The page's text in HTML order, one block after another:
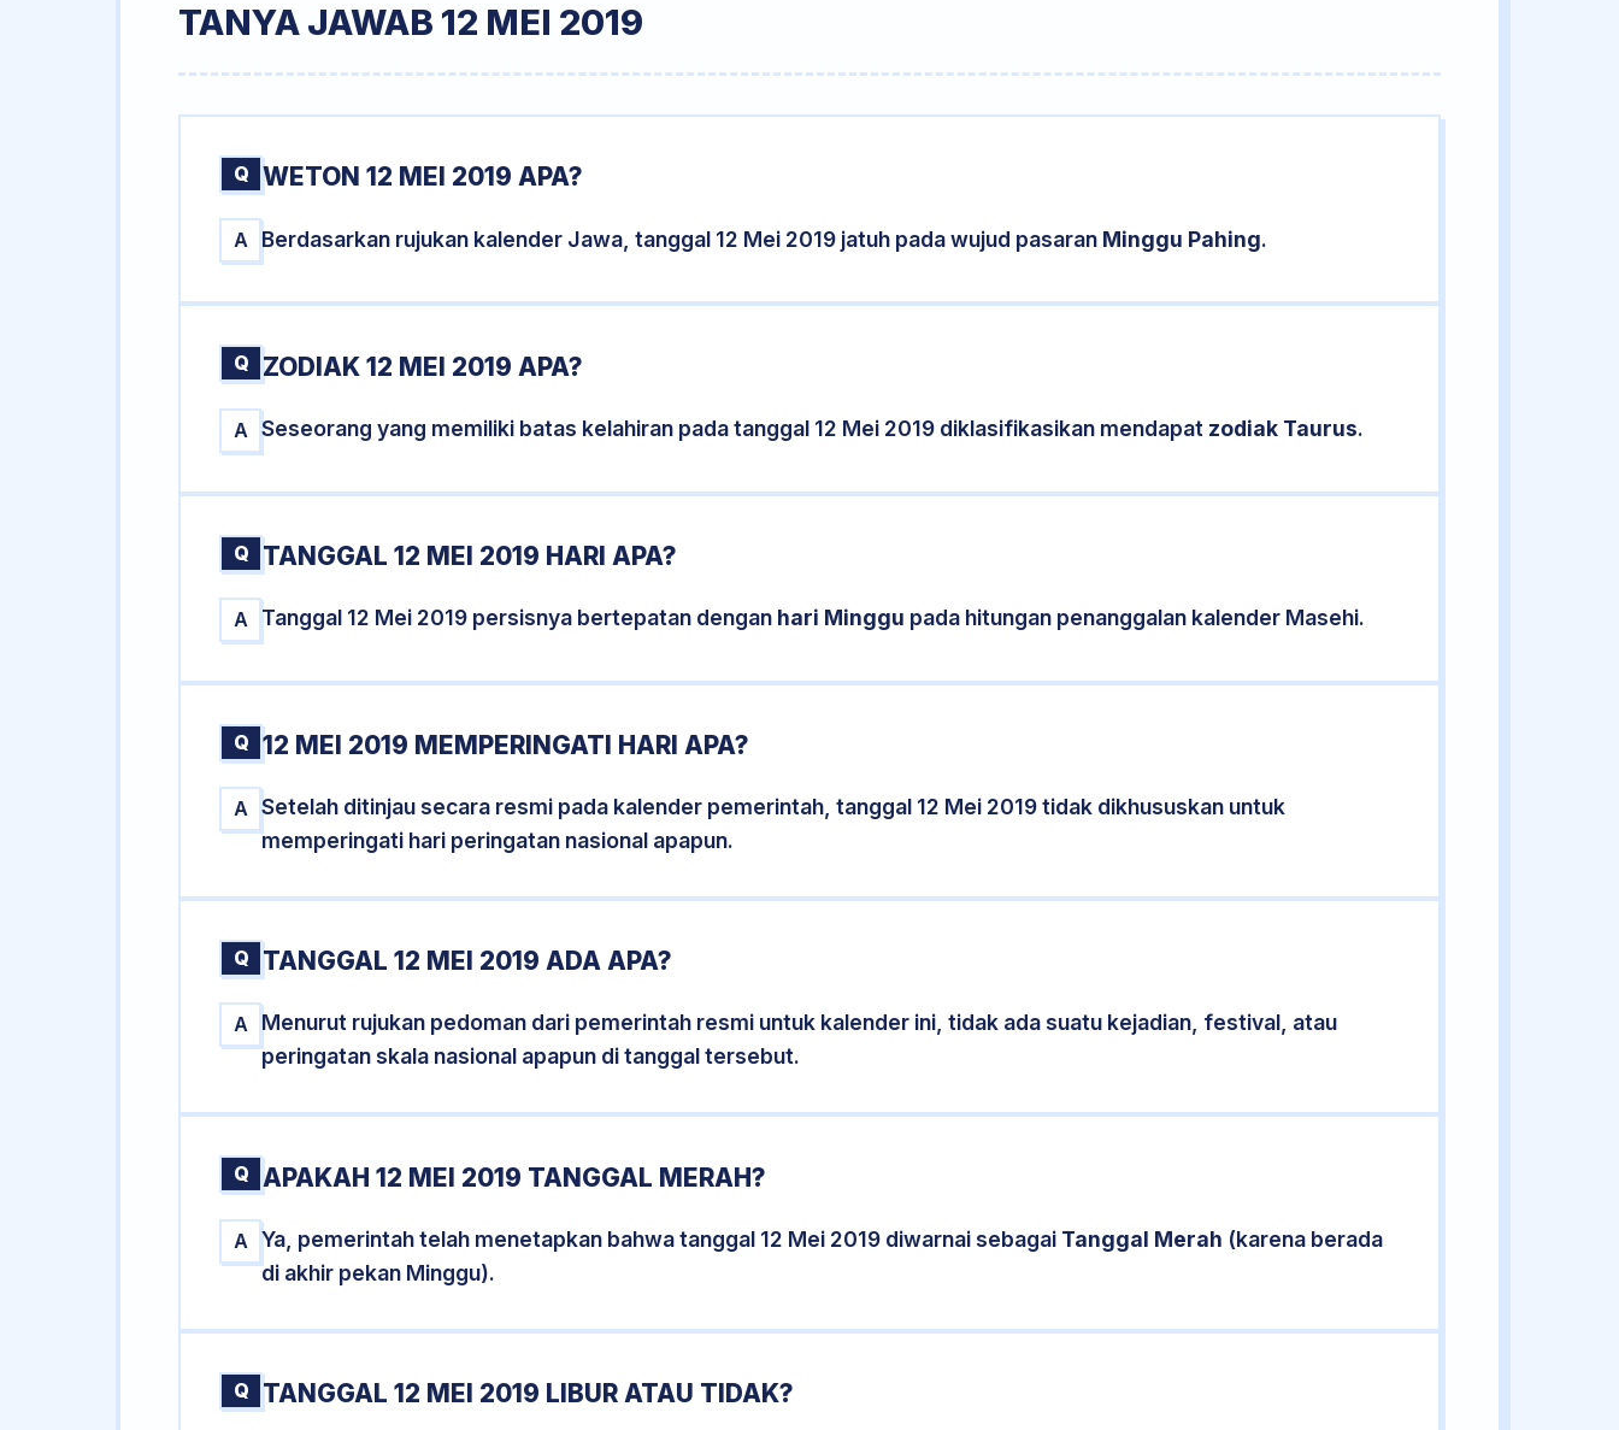
TANYA JAWAB 12 MEI 2019
Q WETON 12 MEI 2019 APA?
A Berdasarkan rujukan kalender Jawa, tanggal 12 Mei 2019 jatuh pada wujud pasaran Minggu Pahing.
Q ZODIAK 12 MEI 2019 APA?
A Seseorang yang memiliki batas kelahiran pada tanggal 12 Mei 2019 diklasifikasikan mendapat zodiak Taurus.
Q TANGGAL 12 MEI 2019 HARI APA?
A Tanggal 12 Mei 2019 persisnya bertepatan dengan hari Minggu pada hitungan penanggalan kalender Masehi.
Q 12 MEI 2019 MEMPERINGATI HARI APA?
A
Setelah ditinjau secara resmi pada kalender pemerintah, tanggal 12 Mei 2019 tidak dikhususkan untuk
memperingati hari peringatan nasional apapun.
Q TANGGAL 12 MEI 2019 ADA APA?
A
Menurut rujukan pedoman dari pemerintah resmi untuk kalender ini, tidak ada suatu kejadian, festival, atau
peringatan skala nasional apapun di tanggal tersebut.
Q APAKAH 12 MEI 2019 TANGGAL MERAH?
A Ya, pemerintah telah menetapkan bahwa tanggal 12 Mei 2019 diwarnai sebagai Tanggal Merah (karena berada
di akhir pekan Minggu).
Q TANGGAL 12 MEI 2019 LIBUR ATAU TIDAK?